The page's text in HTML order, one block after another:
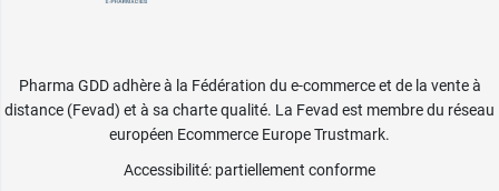
Pharma GDD adhère à la Fédération du e-commerce et de la vente à
distance (Fevad) et à sa charte qualité. La Fevad est membre du réseau
européen Ecommerce Europe Trustmark.
Accessibilité: partiellement conforme